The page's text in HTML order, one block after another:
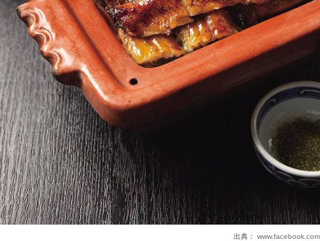
出典： www.facebook.com